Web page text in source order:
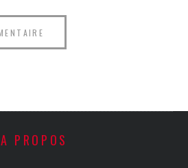
A PROPOS